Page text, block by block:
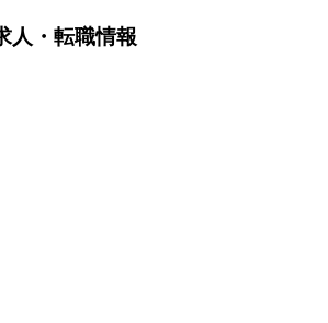
人・転職情報